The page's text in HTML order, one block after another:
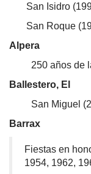
San Isidro
San Roque
Alpera
250 años de
Ballestero, El
San Miguel
Barrax
Fiestas en
1954, 1962,